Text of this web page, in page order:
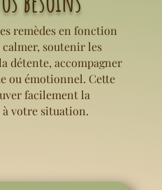
remèdes en fonction
calmer, soutenir les
détente, accompagner
ou émotionnel. Cette
facilement la
votre situation.